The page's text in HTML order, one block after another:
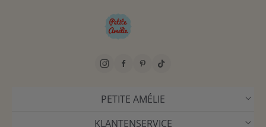
PETITE AMÉLIE
KLANTENSERVICE